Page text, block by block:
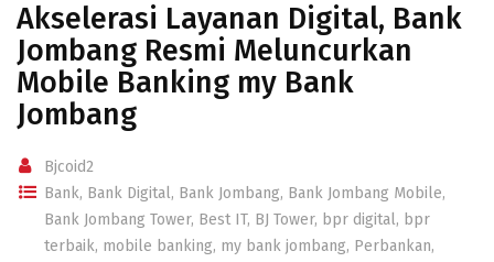
Akselerasi Layanan Digital, Bank
Jombang Resmi Meluncurkan
Mobile Banking my Bank
Jombang
Bjcoid2
Bank, Bank Digital, Bank Jombang, Bank Jombang Mobile,
Bank Jombang Tower, Best IT, BJ Tower, bpr digital, bpr
terbaik, mobile banking, my bank jombang, Perbankan,